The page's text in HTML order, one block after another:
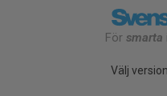
För smarta
Välj